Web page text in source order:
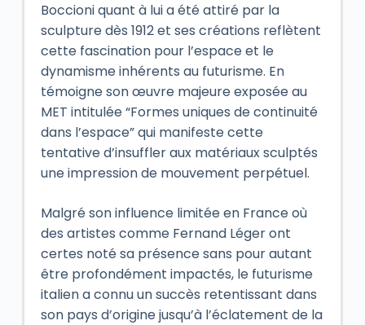
Boccioni quant à lui a été attiré par la
sculpture dès 1912 et ses créations reflètent
cette fascination pour l’espace et le
dynamisme inhérents au futurisme. En
témoigne son œuvre majeure exposée au
MET intitulée “Formes uniques de continuité
dans l’espace” qui manifeste cette
tentative d’insuffler aux matériaux sculptés
une impression de mouvement perpétuel.
Malgré son influence limitée en France où
des artistes comme Fernand Léger ont
certes noté sa présence sans pour autant
être profondément impactés, le futurisme
italien a connu un succès retentissant dans
son pays d’origine jusqu’à l’éclatement de la